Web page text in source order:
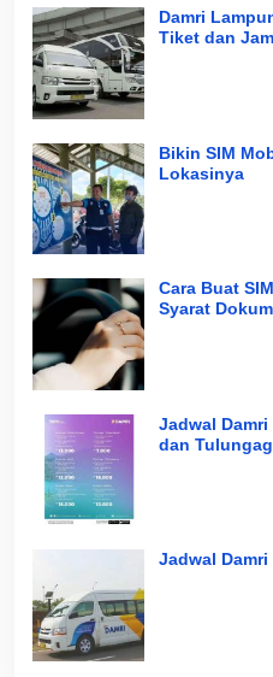
Damri
Tiket dan
Bikin SIM
Lokasinya
Cara Buat
Syarat
Jadwal
dan
Jadwal